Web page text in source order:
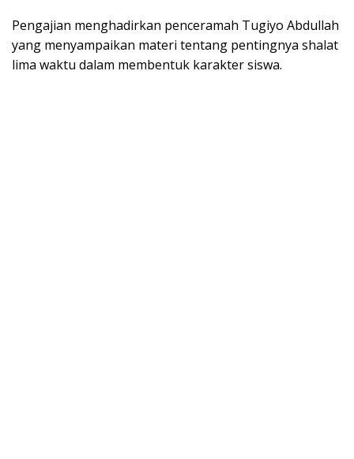
Pengajian menghadirkan penceramah Tugiyo Abdullah
yang menyampaikan materi tentang pentingnya shalat
lima waktu dalam membentuk karakter siswa.